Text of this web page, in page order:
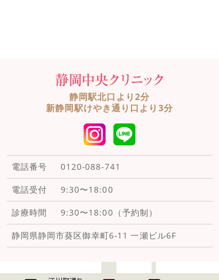
静岡駅北口より2分
新静岡駅けやき通り口より3分
電話番号 0120-088-741
電話受付 9:30〜18:00
診療時間 9:30〜18:00（予約制）
静岡県静岡市葵区御幸町6-11 一瀬ビル6F